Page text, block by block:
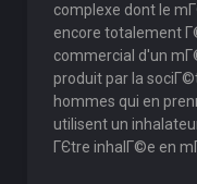
complexe dont le
encore totalement
commercial d'un
produit par la
hommes qui en
utilisent un
ГЄtre inhalГ©e en